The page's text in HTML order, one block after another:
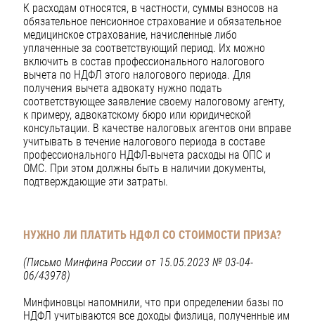
К расходам относятся, в частности, суммы взносов на
обязательное пенсионное страхование и обязательное
медицинское страхование, начисленные либо
уплаченные за соответствующий период. Их можно
включить в состав профессионального налогового
вычета по НДФЛ этого налогового периода. Для
получения вычета адвокату нужно подать
соответствующее заявление своему налоговому агенту,
к примеру, адвокатскому бюро или юридической
консультации. В качестве налоговых агентов они вправе
учитывать в течение налогового периода в составе
профессионального НДФЛ-вычета расходы на ОПС и
ОМС. При этом должны быть в наличии документы,
подтверждающие эти затраты.
НУЖНО ЛИ ПЛАТИТЬ НДФЛ СО СТОИМОСТИ ПРИЗА?
(Письмо Минфина России от 15.05.2023 № 03-04-
06/43978)
Минфиновцы напомнили, что при определении базы по
НДФЛ учитываются все доходы физлица, полученные им